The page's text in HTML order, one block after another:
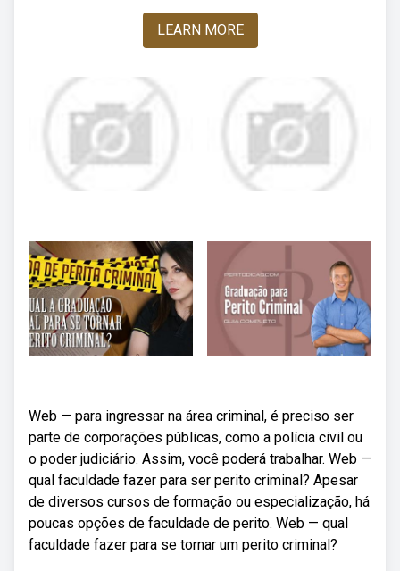
LEARN MORE
Web — para ingressar na área criminal, é preciso ser
parte de corporações públicas, como a polícia civil ou
o poder judiciário. Assim, você poderá trabalhar. Web —
qual faculdade fazer para ser perito criminal? Apesar
de diversos cursos de formação ou especialização, há
poucas opções de faculdade de perito. Web — qual
faculdade fazer para se tornar um perito criminal?